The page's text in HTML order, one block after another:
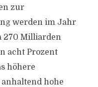
zur
werden im Jahr
270 Milliarden
acht Prozent
höhere
hohe